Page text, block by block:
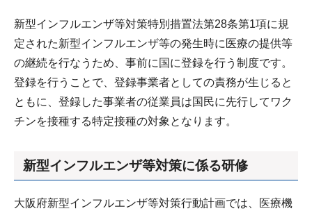
新型インフルエンザ等対策特別措置法第28条第1項に規
定された新型インフルエンザ等の発生時に医療の提供等
の継続を行なうため、事前に国に登録を行う制度です。
登録を行うことで、登録事業者としての責務が生じると
ともに、登録した事業者の従業員は国民に先行してワク
チンを接種する特定接種の対象となります。
新型インフルエンザ等対策に係る研修
大阪府新型インフルエンザ等対策行動計画では、医療機